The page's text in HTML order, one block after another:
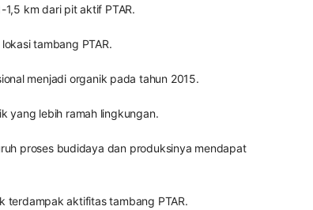
km dari pit aktif PTAR.
tambang PTAR.
menjadi organik pada tahun 2015.
yang lebih ramah lingkungan.
proses budidaya dan produksinya mendapat
terdampak aktifitas tambang PTAR.